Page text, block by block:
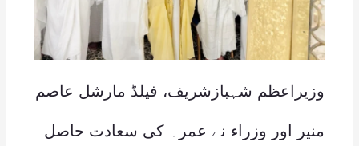
وزیراعظم شہبازشریف، فیلڈ مارشل عاصم
منیر اور وزراء نے عمرہ کی سعادت حاصل